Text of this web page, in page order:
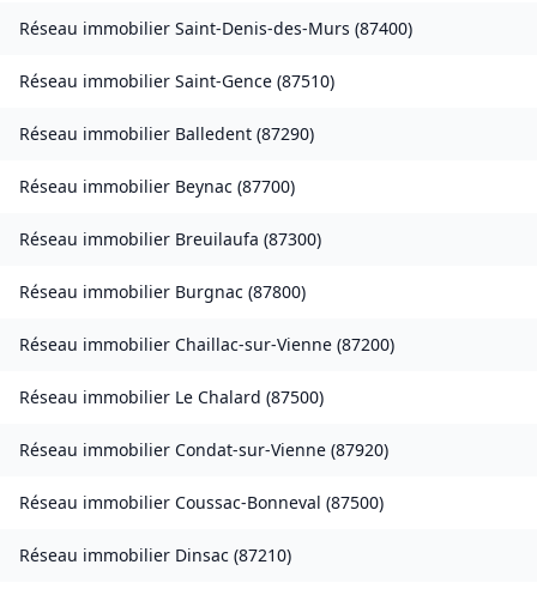
Réseau immobilier Saint-Denis-des-Murs (87400)
Réseau immobilier Saint-Gence (87510)
Réseau immobilier Balledent (87290)
Réseau immobilier Beynac (87700)
Réseau immobilier Breuilaufa (87300)
Réseau immobilier Burgnac (87800)
Réseau immobilier Chaillac-sur-Vienne (87200)
Réseau immobilier Le Chalard (87500)
Réseau immobilier Condat-sur-Vienne (87920)
Réseau immobilier Coussac-Bonneval (87500)
Réseau immobilier Dinsac (87210)